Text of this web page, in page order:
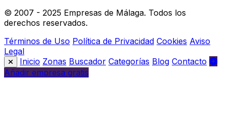
© 2007 - 2025 Empresas de Málaga. Todos los
derechos reservados.
Términos de Uso Política de Privacidad Cookies Aviso
Legal
Inicio Zonas Buscador Categorías Blog Contacto
Añadir empresa gratis